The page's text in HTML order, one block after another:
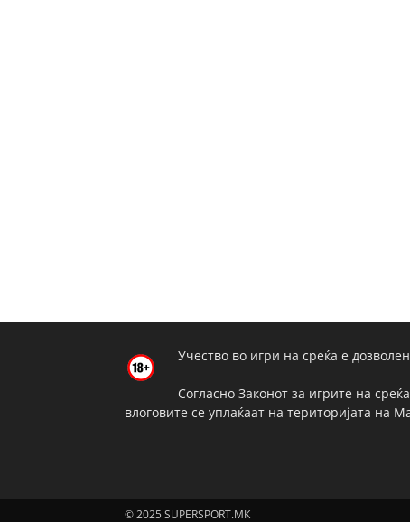
Учество во игри на среќа е
Согласно Законот за игрите на
влоговите се уплаќаат на територијата на
© 2025 SUPERSPORT.MK